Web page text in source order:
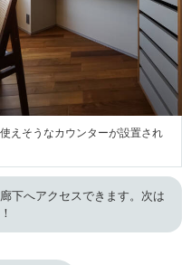
えそうなカウンターが設置され
下へアクセスできます。次は